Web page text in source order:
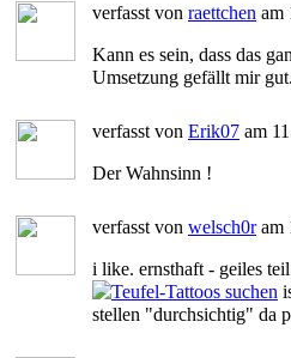
verfasst von raettchen am
Kann es sein, dass das
Umsetzung gefällt mir gut.
verfasst von Erik07 am
Der Wahnsinn !
verfasst von welsch0ram
i like. ernsthaft - geiles
stellen "durchsichtig" da